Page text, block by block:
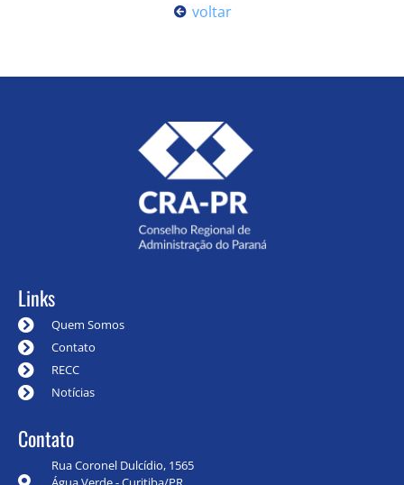
voltar
Links
Quem Somos
Contato
RECC
Notícias
Contato
Rua Coronel Dulcídio, 1565